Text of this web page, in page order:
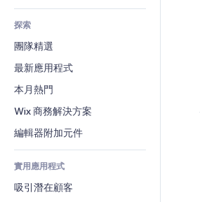
發佈網站
電子郵件
轉換率
會計
優惠券與酬賓計劃
倉儲解決方案
廠商直送
食品及飲料
不動產
預訂
Podcast
相片
影片
PDF
檔案分享
新聞
內容服務
隱私與安全性
時鐘
網頁範本
圖片效果
按鈕與選單
橫幅與徽章
計算機
搜尋
天氣
圖表與表格
表單
部落格
投票
聊天
留言
電話
社群
評價與推薦
CRM
探索
團隊精選
最新應用程式
本月熱門
Wix 商務解決方案
編輯器附加元件
實用應用程式
吸引潛在顧客